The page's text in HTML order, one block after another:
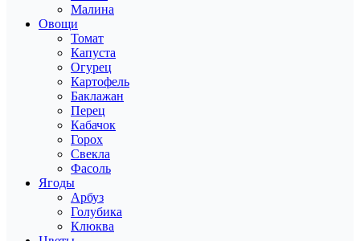
Малина
Овощи
Томат
Капуста
Огурец
Картофель
Баклажан
Перец
Кабачок
Горох
Свекла
Фасоль
Ягоды
Арбуз
Голубика
Клюква